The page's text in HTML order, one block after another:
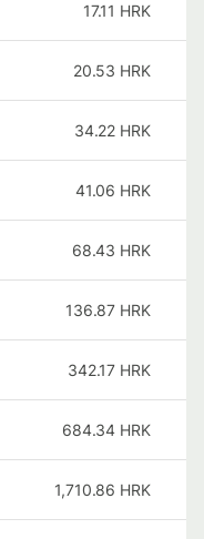
17.11 HRK
20.53 HRK
34.22 HRK
41.06 HRK
68.43 HRK
136.87 HRK
342.17 HRK
684.34 HRK
1,710.86 HRK